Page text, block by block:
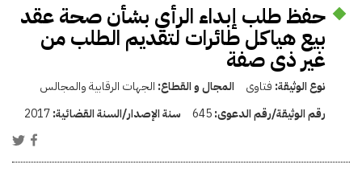
حفظ طلب إبداء الرأي بشأن صحة عقد
بيع هياكل طائرات لتقديم الطلب من
غير ذى صفة
نوع الوثيقة: فتاوى المجال و القطاع: الجهات الرقابية والمجالس
رقم الوثيقة/رقم الدعوى:645 سنة الإصدار/السنة القضائية:2017